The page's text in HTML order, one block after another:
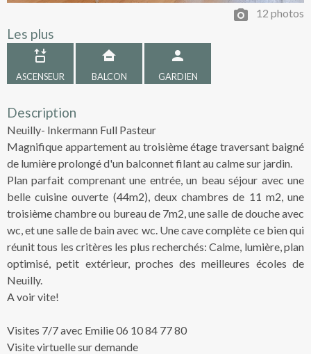
12 photos
Les plus
ASCENSEUR BALCON GARDIEN
Description
Neuilly- Inkermann Full Pasteur
Magnifique appartement au troisième étage traversant baigné
de lumière prolongé d'un balconnet filant au calme sur jardin.
Plan parfait comprenant une entrée, un beau séjour avec une
belle cuisine ouverte (44m2), deux chambres de 11 m2, une
troisième chambre ou bureau de 7m2, une salle de douche avec
wc, et une salle de bain avec wc. Une cave complète ce bien qui
réunit tous les critères les plus recherchés: Calme, lumière, plan
optimisé, petit extérieur, proches des meilleures écoles de
Neuilly.
A voir vite!
Visites 7/7 avec Emilie 06 10 84 77 80
Visite virtuelle sur demande